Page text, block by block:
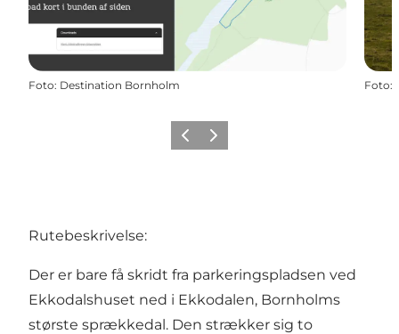
Foto: Destination Bornholm Foto:
ForrigeNæste
Rutebeskrivelse:
Der er bare få skridt fra parkeringspladsen ved
Ekkodalshuset ned i Ekkodalen, Bornholms
største sprækkedal. Den strækker sig to